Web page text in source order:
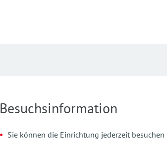
Besuchsinformation
Sie können die Einrichtung jederzeit besuchen